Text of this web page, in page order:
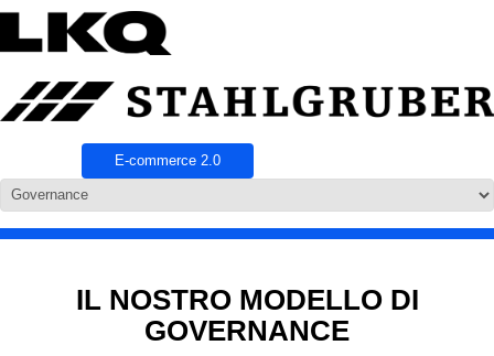
E-commerce 2.0
IL NOSTRO MODELLO DI
GOVERNANCE